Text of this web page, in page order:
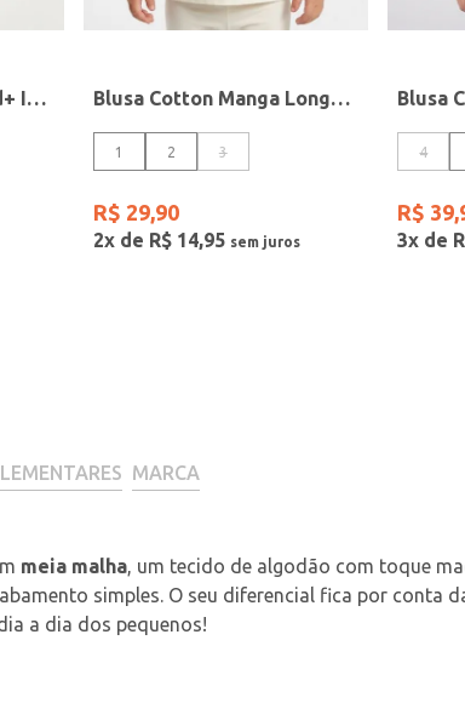
Blusa Manga Longa Kid+ Infantil Para Menina- OFF WHITE Blusa Cotton Manga Longa Infantil Para Menina- OFF WHITE
1 2 3
R$ 29,90
2x de R$ 14,95
4
R$ 39,
3x de
MARCA
meia malha, um tecido de algodão com toque
simples. O seu diferencial fica por conta
a dia dos pequenos!